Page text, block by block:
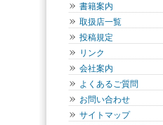
書籍案内
取扱店一覧
投稿規定
リンク
会社案内
よくあるご質問
お問い合わせ
サイトマップ